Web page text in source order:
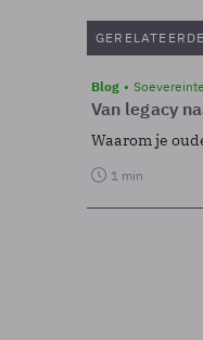
Blog
Van legacy
Waarom je
1 min